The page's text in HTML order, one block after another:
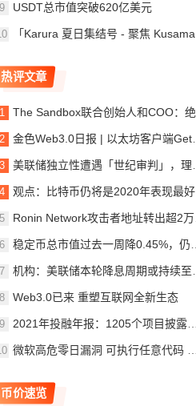
USDT总市值突破620亿美元
「Karura 夏日集结号 - 聚焦 Kusama 首次平行链竞拍」线
热评文章
The Sandbox联合创始人和COO：绝不可能被Meta收购
金色Web3.0日报 | 以太坊客户端Geth发布v1.11.5版本
美联储独立性遭遇「世纪审判」，理事库克将于本周
观点：比特币仍将是2020年表现最好的资产类别
Ronin Network攻击者地址转出超2万枚ETH至新地址
稳定币总市值过去一周降0.45%，仍维持在3000亿美元上
机构：美联储本轮降息周期或持续至2027年
Web3.0已来 重塑互联网全新生态
2021年投融年报：1205个项目披露投融资共305亿美元 链
微软高危零日漏洞 可执行任意代码 捂好你的加密钱
币价速览